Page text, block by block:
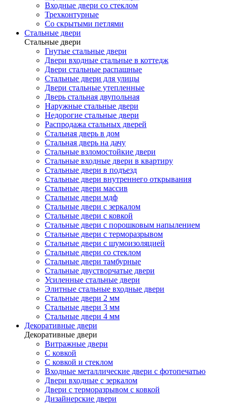
Входные двери со стеклом
Трехконтурные
Со скрытыми петлями
Стальные двери
Стальные двери
Гнутые стальные двери
Двери входные стальные в коттедж
Двери стальные распашные
Стальные двери для улицы
Двери стальные утепленные
Дверь стальная двупольная
Наружные стальные двери
Недорогие стальные двери
Распродажа стальных дверей
Стальная дверь в дом
Стальная дверь на дачу
Стальные взломостойкие двери
Стальные входные двери в квартиру
Стальные двери в подъезд
Стальные двери внутреннего открывания
Стальные двери массив
Стальные двери мдф
Стальные двери с зеркалом
Стальные двери с ковкой
Стальные двери с порошковым напылением
Стальные двери с терморазрывом
Стальные двери с шумоизоляцией
Стальные двери со стеклом
Стальные двери тамбурные
Стальные двустворчатые двери
Усиленные стальные двери
Элитные стальные входные двери
Стальные двери 2 мм
Стальные двери 3 мм
Стальные двери 4 мм
Декоративные двери
Декоративные двери
Витражные двери
С ковкой
С ковкой и стеклом
Входные металлические двери с фотопечатью
Двери входные с зеркалом
Двери с терморазрывом с ковкой
Дизайнерские двери